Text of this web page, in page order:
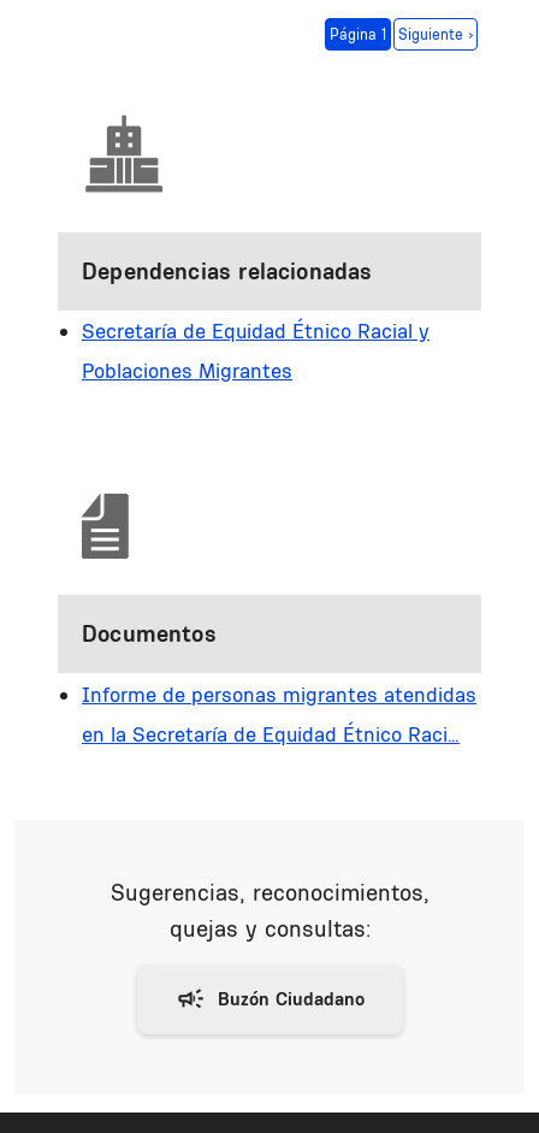
Página 1 Siguiente página
Siguiente ›
Dependencias relacionadas
Secretaría de Equidad Étnico Racial y
Poblaciones Migrantes
Documentos
Informe de personas migrantes atendidas
en la Secretaría de Equidad Étnico Raci…
Sugerencias, reconocimientos,
quejas y consultas: